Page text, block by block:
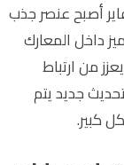
أصبح عنصر جذب
داخل المعارك
من ارتباط
جديد يتم
كبير.